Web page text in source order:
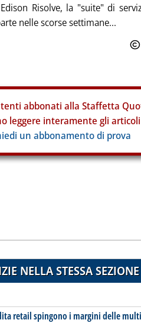
Edison Risolve, la "suite" di
nelle scorse settimane...
abbonati alla Staffetta
leggere interamente gli
un abbonamento di prova
NELLA STESSA SEZIONE
retail spingono i margini delle